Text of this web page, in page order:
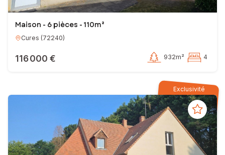
Vous avez un projet ? Parlons-en.
Olivier MARTIN
Votre conseiller en immobilier SAFTI
EI - Agent commercial - 983 545 088 RSAC LE MANS
Maison - 6 pièces - 110m²
Cures (72240)
116 000 € 932m² 4
Exclusivité